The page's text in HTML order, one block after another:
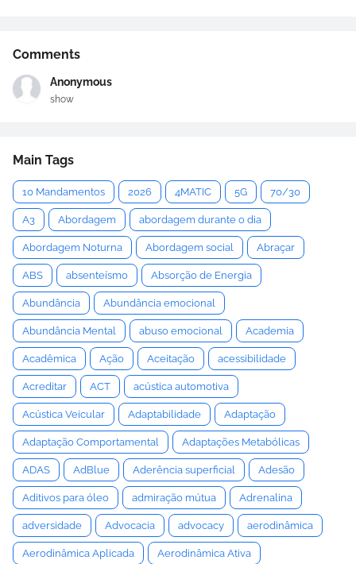
Comments
Anonymous
show
Main Tags
10 Mandamentos 2026 4MATIC 5G 70/30
A3 Abordagem abordagem durante o dia
Abordagem Noturna Abordagem social Abraçar
ABS absenteísmo Absorção de Energia
Abundância Abundância emocional
Abundância Mental abuso emocional Academia
Acadêmica Ação Aceitação acessibilidade
Acreditar ACT acústica automotiva
Acústica Veicular Adaptabilidade Adaptação
Adaptação Comportamental Adaptações Metabólicas
ADAS AdBlue Aderência superficial Adesão
Aditivos para óleo admiração mútua Adrenalina
adversidade Advocacia advocacy aerodinâmica
Aerodinâmica Aplicada Aerodinâmica Ativa